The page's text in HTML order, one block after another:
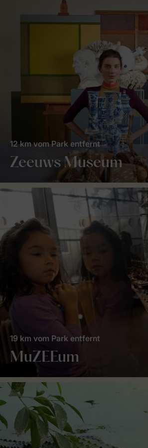
Zeeuws Museum
12 km vom Park entfernt
MuZEEum
19 km vom Park entfernt